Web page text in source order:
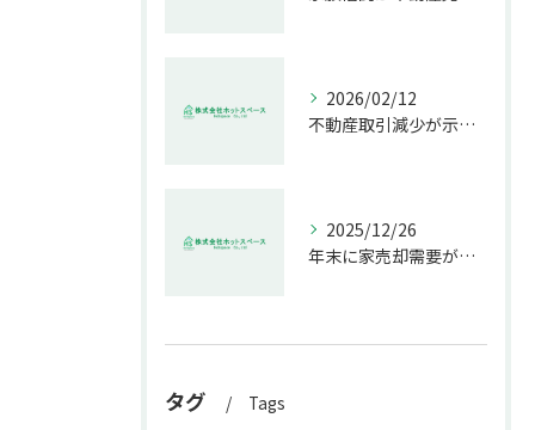
2026/02/12
不動産取引減少が示す市場の危機
2025/12/26
年末に家売却需要が増す理由解説
タグ Tags